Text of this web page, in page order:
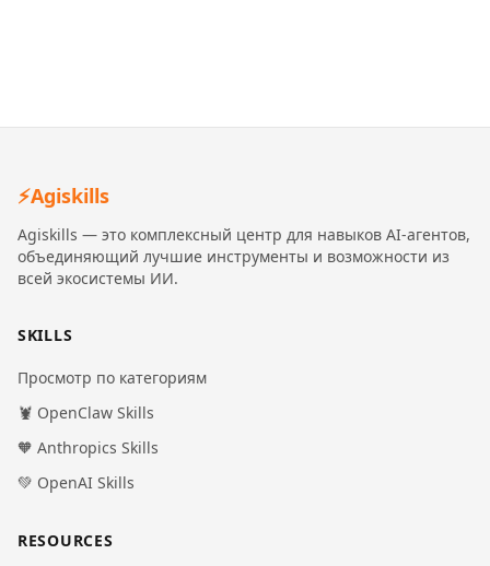
⚡Agiskills
Agiskills — это комплексный центр для навыков AI-агентов,
объединяющий лучшие инструменты и возможности из
всей экосистемы ИИ.
SKILLS
Просмотр по категориям
🦞 OpenClaw Skills
🧡 Anthropics Skills
💚 OpenAI Skills
RESOURCES